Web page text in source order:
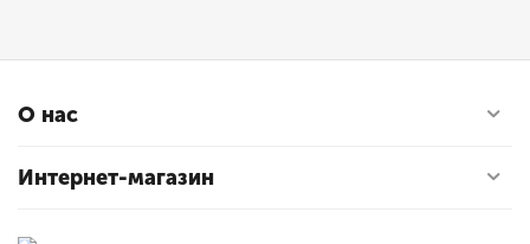
О нас
Интернет-магазин